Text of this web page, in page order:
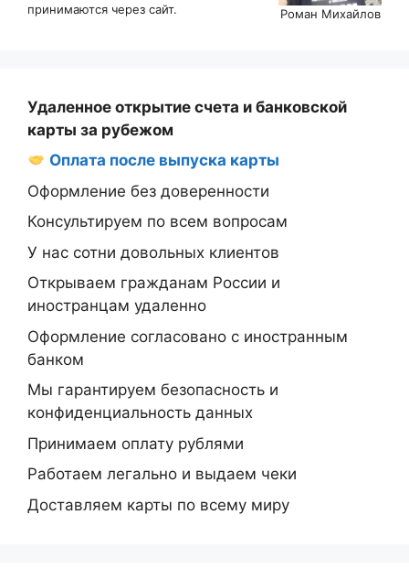
принимаются через сайт.
Роман Михайлов
Удаленное открытие счета и банковской
карты за рубежом
Оплата после выпуска карты
Оформление без доверенности
Консультируем по всем вопросам
У нас сотни довольных клиентов
Открываем гражданам России и
иностранцам удаленно
Оформление согласовано с иностранным
банком
Мы гарантируем безопасность и
конфиденциальность данных
Принимаем оплату рублями
Работаем легально и выдаем чеки
Доставляем карты по всему миру